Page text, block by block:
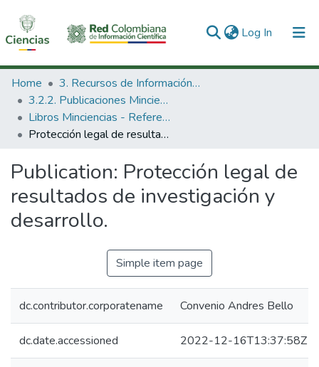
Log In (current)
Communities & Collections
All of DSpace
Statistics
Home
3. Recursos de Información Científica y Tecnológica
3.2.2. Publicaciones Minciencias
Libros Minciencias - Referenciales
Protección legal de resultados de investigación y desarrollo.
Publication: Protección legal de
resultados de investigación y
desarrollo.
Simple item page
dc.contributor.corporatename Convenio Andres Bello
dc.date.accessioned 2022-12-16T13:37:58Z